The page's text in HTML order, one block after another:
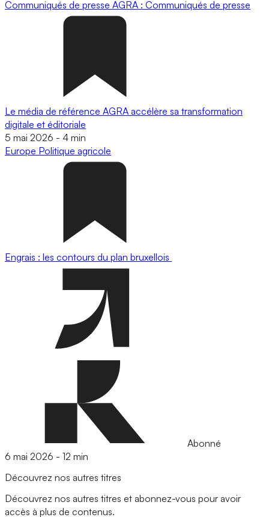
Communiqués de presse AGRA : Communiqués de presse
Le média de référence AGRA accélère sa transformation
digitale et éditoriale
5 mai 2026 - 4 min
Europe Politique agricole
Engrais : les contours du plan bruxellois
Abonné
6 mai 2026 - 12 min
Découvrez nos autres titres
Découvrez nos autres titres et abonnez-vous pour avoir
accès à plus de contenus.